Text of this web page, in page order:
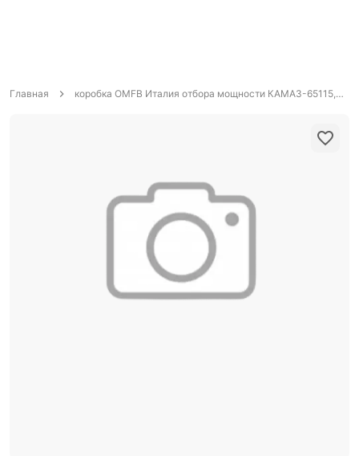
Главная коробка OMFB Италия отбора мощности КАМАЗ-65115,6520 с установочным комплектом